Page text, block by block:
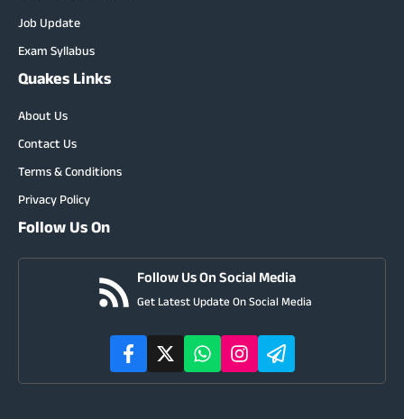
Job Update
Exam Syllabus
Quakes Links
About Us
Contact Us
Terms & Conditions
Privacy Policy
Follow Us On
Follow Us On Social Media
Get Latest Update On Social Media